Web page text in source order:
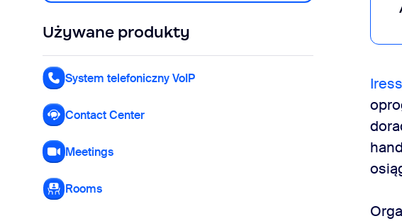
Używane produkty
System telefoniczny VoIP
Contact Center
Meetings
Rooms
Iress